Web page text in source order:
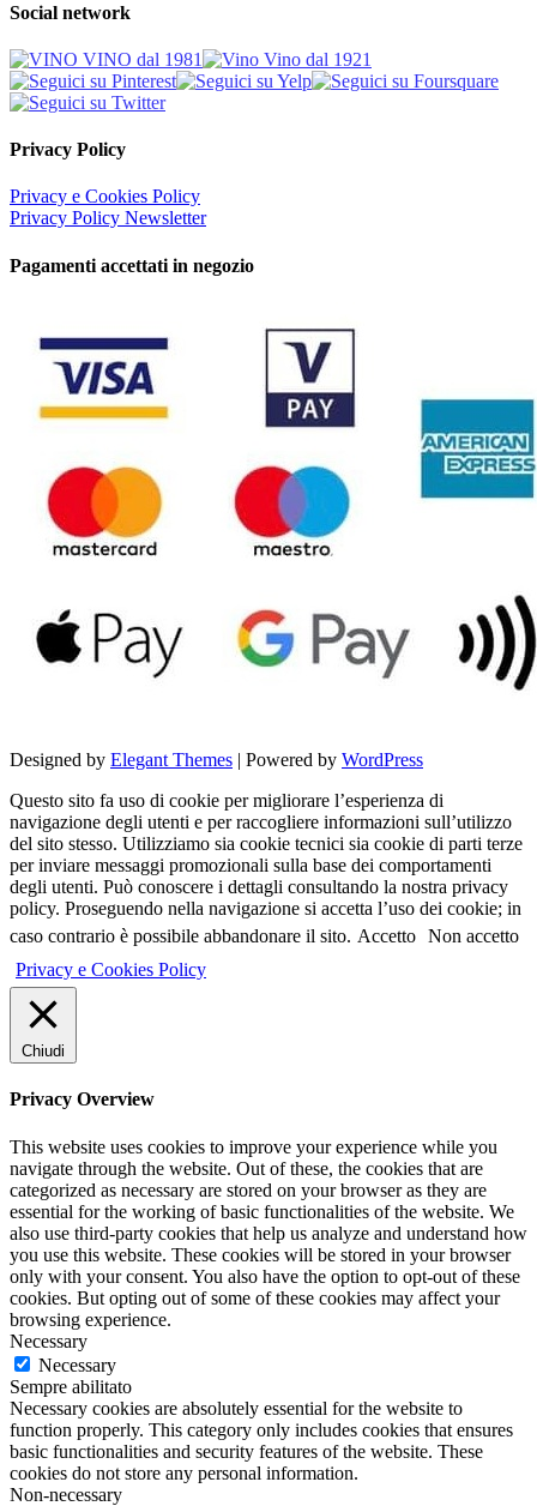
Social network
Privacy Policy
Privacy e Cookies Policy
Privacy Policy Newsletter
Pagamenti accettati in negozio
Designed by Elegant Themes | Powered by WordPress
Questo sito fa uso di cookie per migliorare l’esperienza di
navigazione degli utenti e per raccogliere informazioni sull’utilizzo
del sito stesso. Utilizziamo sia cookie tecnici sia cookie di parti terze
per inviare messaggi promozionali sulla base dei comportamenti
degli utenti. Può conoscere i dettagli consultando la nostra privacy
policy. Proseguendo nella navigazione si accetta l’uso dei cookie; in
caso contrario è possibile abbandonare il sito. Accetto Non accetto
Privacy e Cookies Policy
Chiudi
Privacy Overview
This website uses cookies to improve your experience while you
navigate through the website. Out of these, the cookies that are
categorized as necessary are stored on your browser as they are
essential for the working of basic functionalities of the website. We
also use third-party cookies that help us analyze and understand how
you use this website. These cookies will be stored in your browser
only with your consent. You also have the option to opt-out of these
cookies. But opting out of some of these cookies may affect your
browsing experience.
Necessary
Necessary
Sempre abilitato
Necessary cookies are absolutely essential for the website to
function properly. This category only includes cookies that ensures
basic functionalities and security features of the website. These
cookies do not store any personal information.
Non-necessary